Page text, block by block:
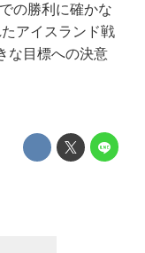
の勝利に確かな
アイスランド戦
な目標への決意